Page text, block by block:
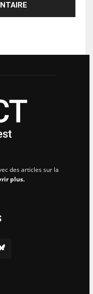
des articles sur la
plus.